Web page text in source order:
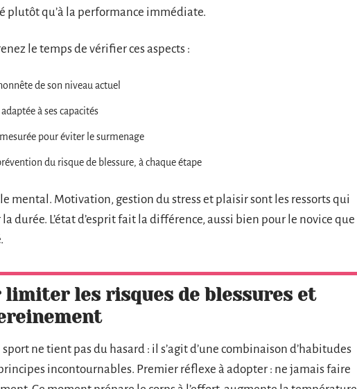
plutôt qu’à la performance immédiate.
le temps de vérifier ces aspects :
de son niveau actuel
à ses capacités
pour éviter le surmenage
du risque de blessure, à chaque étape
mental. Motivation, gestion du stress et plaisir sont les ressorts qui
durée. L’état d’esprit fait la différence, aussi bien pour le novice que
limiter les risques de blessures et
ne tient pas du hasard : il s’agit d’une combinaison d’habitudes
incontournables. Premier réflexe à adopter : ne jamais faire